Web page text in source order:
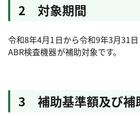
2 対象期間
令和8年4月1日から令和9年3月31
ABR検査機器が補助対象です。
3 補助基準額及び補